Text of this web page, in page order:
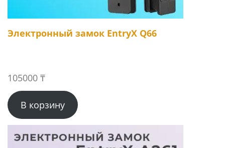
Электронный замок EntryX Q66
105000 ₸
В корзину